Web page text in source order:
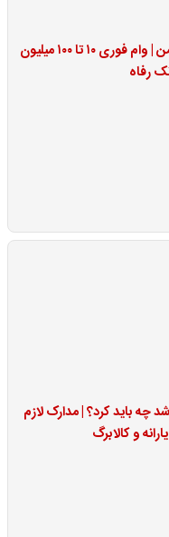
وام برای یارانه بگیران بدون ضامن | وام فوری ۱۰ تا ۱۰۰ میلیون
رفاه
چه باید کرد؟ | مدارک لازم
و کالابرگ